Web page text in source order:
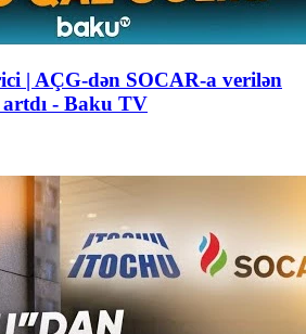
| AÇG-dən SOCAR-a verilən
artdı - Baku TV